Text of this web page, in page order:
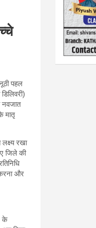
पहल
नवजात
मातृ
रखा
जिले की
और
के